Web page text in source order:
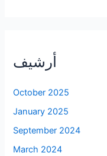
أرشيف
October 2025
January 2025
September 2024
March 2024